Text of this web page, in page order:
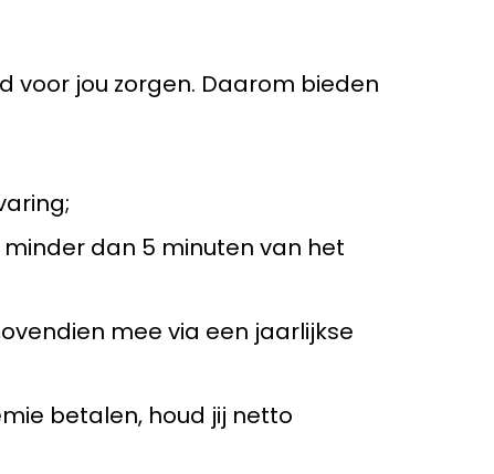
voor jou zorgen. Daarom bieden
dan 5 minuten van het
mee via een jaarlijkse
betalen, houd jij netto